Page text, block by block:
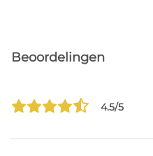
Beoordelingen
4.5/5